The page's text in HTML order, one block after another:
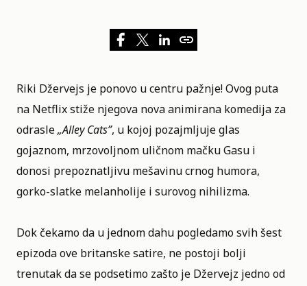
Riki Džervejs je ponovo u centru pažnje! Ovog puta
na Netflixstiže njegova nova animirana komedija za
odrasle„Alley Cats”, u kojoj pozajmljuje glas
gojaznom, mrzovoljnom uličnom mačku Gasu i
donosi prepoznatljivu mešavinu crnog humora,
gorko-slatke melanholije i surovog nihilizma.
Dok čekamo da u jednom dahu pogledamo svih šest
epizoda ove britanske satire, ne postoji bolji
trenutak da se podsetimo zašto je Džervejz jedno od